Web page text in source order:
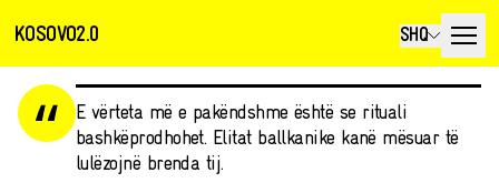
KOSOVO2.0 SHQ
E vërteta më e pakëndshme është se rituali
bashkëprodhohet. Elitat ballkanike kanë mësuar të
lulëzojnë brenda tij.